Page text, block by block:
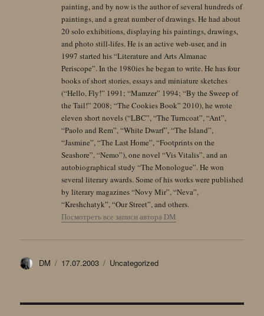
painting, and by now is the author of several hundreds of
paintings, and a great number of drawings. He had about
20 solo exhibitions, displaying his paintings, drawings,
and photo still-lifes. He is an active web-user, and in
1997 started his “Literature and Arts Almanac
Periscope”. In the 1980ies he began to write. He has four
books of short stories, essays and miniature sketches
(“Hello, Fly!” 1991; “Mamzer” 1994; “By the Sweep of
the Tail!” 2008; “The Cookies Book” 2010), he wrote
eleven short novels (“LBC”, “The Turncoat”, “Ant”,
“Paolo and Rem”, “White Dwarf”, “The Island”,
“Jasmine”, “The Last Home”, “Footprints on the
Seashore”, “Nemo”), one novel “Vis Vitalis”, and an
autobiographical study “The Monologue”. He won
several literary awards. Some of his works were published
by literary magazines “Novy Mir”, “Neva”,
“Kreshchatyk”, “Our Street”, and others.
Посмотреть все записи автора DM
Автор
DM Опубликовано
17.07.2003 Рубрики
Uncategorized